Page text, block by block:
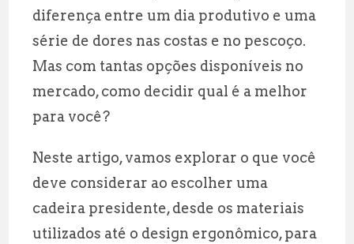
diferença entre um dia produtivo e uma
série de dores nas costas e no pescoço.
Mas com tantas opções disponíveis no
mercado, como decidir qual é a melhor
para você?
Neste artigo, vamos explorar o que você
deve considerar ao escolher uma
cadeira presidente, desde os materiais
utilizados até o design ergonômico, para